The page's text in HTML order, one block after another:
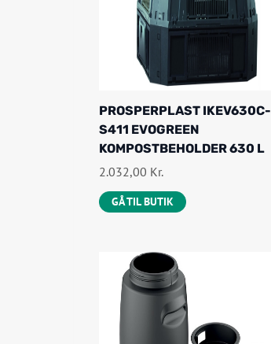
PROSPERPLAST IKEV630C-
S411 EVOGREEN
KOMPOSTBEHOLDER 630 L
2.032,00 Kr.
GÅ TIL BUTIK